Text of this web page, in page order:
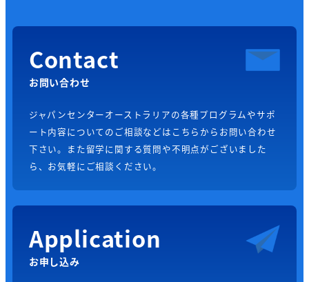
Contact
お問い合わせ
ジャパンセンターオーストラリアの各種プログラムやサポ
ート内容についてのご相談などはこちらからお問い合わせ
下さい。また留学に関する質問や不明点がございました
ら、お気軽にご相談ください。
Application
お申し込み